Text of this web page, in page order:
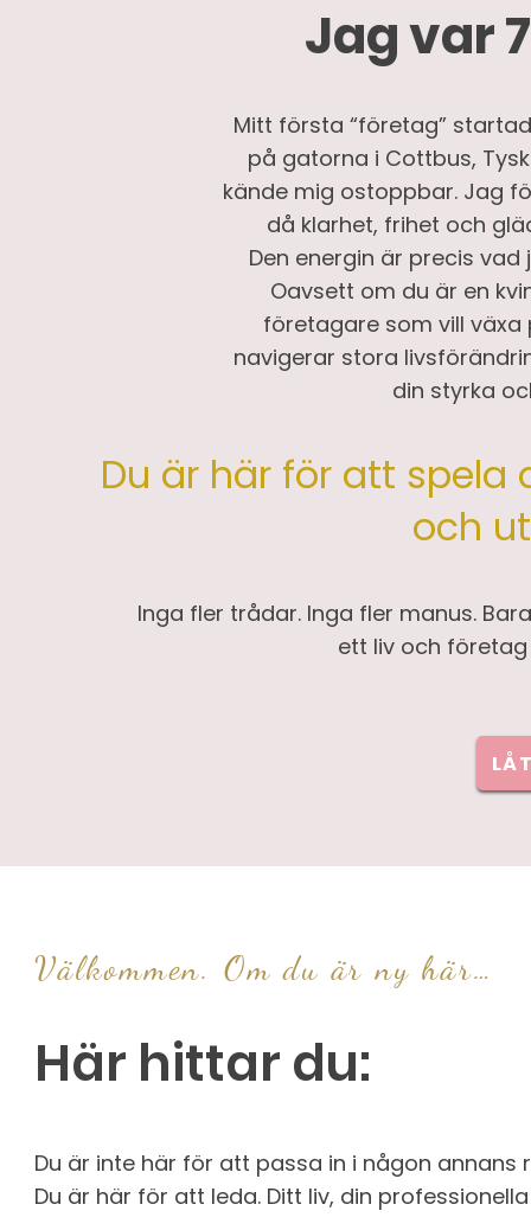
Jag var
Mitt första “företag”
på gatorna i Cottbus,
kände mig ostoppbar. Jag
då klarhet, frihet och
Den energin är precis
Oavsett om du är en
företagare som vill växa
navigerar stora
din styrka
Du är här för att spela
och
Inga fler trådar. Inga fler manus.
ett liv och
Välkommen. Om du är ny här…
Här hittar du:
Du är inte här för att passa in i någon annans
Du är här för att leda. Ditt liv, din